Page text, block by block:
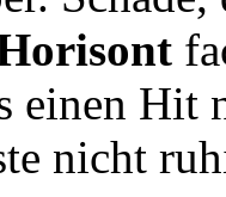
einen Hit
nicht